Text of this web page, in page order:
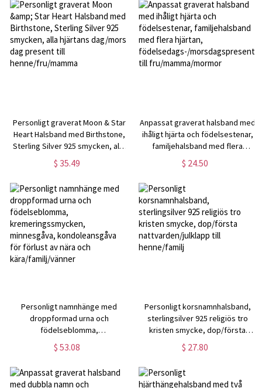
hundälskare/hundmamma
Personligt graverat Moon & Star
Heart Halsband med Birthstone,
Sterling Silver 925 smycken, alla
hjärtans dag/mors dag present
till henne/fru/mamma
$ 35.49
Anpassat graverat halsband med
ihåligt hjärta och födelsestenar,
familjehalsband med flera
hjärtan,
födelsedags-/morsdagspresent
$ 24.50
Personligt namnhänge med
droppformad urna och
födelseblomma,
kremeringssmycken,
minnesgåva, kondoleansgåva för
kära/familj/vänner
$ 53.08
Personligt korsnamnhalsband,
sterlingsilver 925 religiös tro
kristen smycke, dop/första
nattvarden/julklapp till
henne/familj
$ 27.80